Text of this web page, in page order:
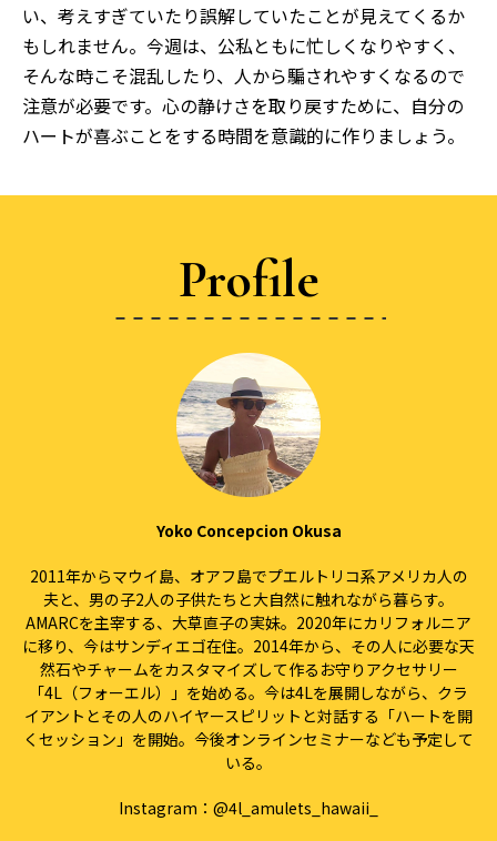
い、考えすぎていたり誤解していたことが見えてくるか
もしれません。今週は、公私ともに忙しくなりやすく、
そんな時こそ混乱したり、人から騙されやすくなるので
注意が必要です。心の静けさを取り戻すために、自分の
ハートが喜ぶことをする時間を意識的に作りましょう。
Profile
Yoko Concepcion Okusa
2011年からマウイ島、オアフ島でプエルトリコ系アメリカ人の
夫と、男の子2人の子供たちと大自然に触れながら暮らす。
AMARCを主宰する、大草直子の実妹。2020年にカリフォルニア
に移り、今はサンディエゴ在住。2014年から、その人に必要な天
然石やチャームをカスタマイズして作るお守りアクセサリー
「4L（フォーエル）」を始める。今は4Lを展開しながら、クラ
イアントとその人のハイヤースピリットと対話する「ハートを開
くセッション」を開始。今後オンラインセミナーなども予定して
いる。
Instagram： @4l_amulets_hawaii_